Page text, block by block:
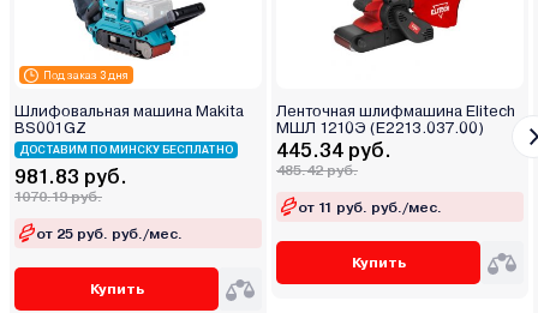
Под заказ 3 дня
Шлифовальная машина Makita
BS001GZ
ДОСТАВИМ ПО МИНСКУ БЕСПЛАТНО
981.83 руб.
1070.19 руб.
от 25 руб. руб./мес.
Купить
Ленточная шлифмашина Elitech
МШЛ 1210Э (E2213.037.00)
445.34 руб.
485.42 руб.
от 11 руб. руб./мес.
Купить